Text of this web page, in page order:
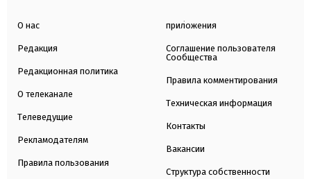
О нас
Редакция
Редакционная политика
О телеканале
Телеведущие
Рекламодателям
Правила пользования
приложения
Соглашение пользователя
Сообщества
Правила комментирования
Техническая информация
Контакты
Вакансии
Структура собственности